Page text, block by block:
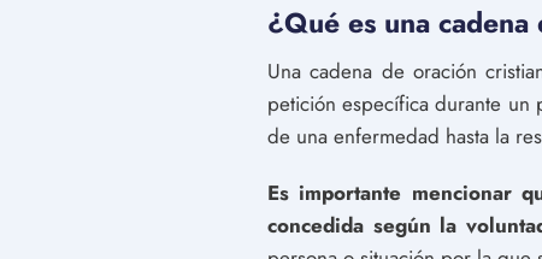
¿Qué es una
Una cadena de oración
petición específica durante
de una enfermedad hasta la
Es importante mencionar
concedida según la